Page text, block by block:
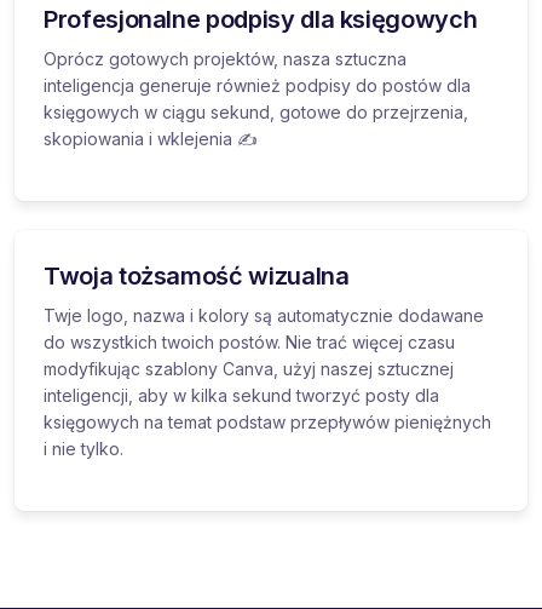
Profesjonalne podpisy dla księgowych
Oprócz gotowych projektów, nasza sztuczna
inteligencja generuje również podpisy do postów dla
księgowych w ciągu sekund, gotowe do przejrzenia,
skopiowania i wklejenia ✍️
Twoja tożsamość wizualna
Twje logo, nazwa i kolory są automatycznie dodawane
do wszystkich twoich postów. Nie trać więcej czasu
modyfikując szablony Canva, użyj naszej sztucznej
inteligencji, aby w kilka sekund tworzyć posty dla
księgowych na temat podstaw przepływów pieniężnych
i nie tylko.